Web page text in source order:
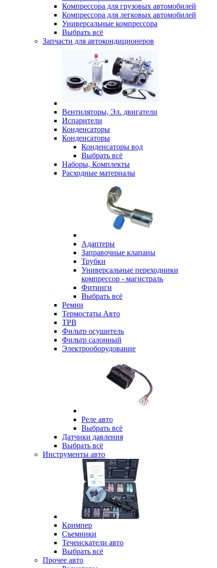
Компрессора для грузовых автомобилей
Компрессора для легковых автомобилей
Универсальные компрессора
Выбрать всё
Запчасти для автокондиционеров
Вентиляторы, Эл. двигатели
Испарители
Конденсаторы
Конденсаторы
Конденсаторы вод
Выбрать всё
Наборы, Комплекты
Расходные материалы
Адаптеры
Заправочные клапаны
Трубки
Универсальные переходники
компрессор - магистраль
Фитинги
Выбрать всё
Ремни
Термостаты Авто
ТРВ
Фильтр осушитель
Фильтр салонный
Электрооборудование
Реле авто
Выбрать всё
Датчики давления
Выбрать всё
Инструменты авто
Кримпер
Съемники
Течеискатели авто
Выбрать всё
Прочее авто